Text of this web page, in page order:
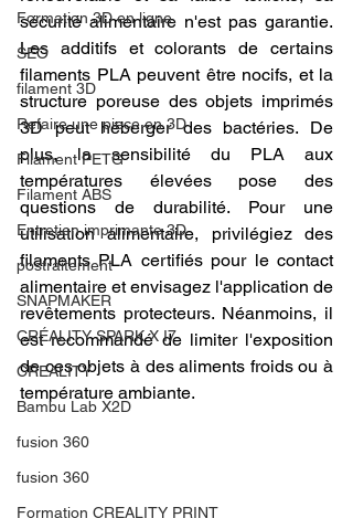
Formation 3D en ligne.
SEO
filament 3D
Refaire une piece en 3D
Filament PETG
Filament ABS
Entretien imprimante 3D
postraitement
SNAPMAKER
CRÉALITY SPARK X I7
CREALITY
Bambu Lab X2D
fusion 360
fusion 360
Formation CREALITY PRINT
sécurité alimentaire n'est pas garantie.
Les additifs et colorants de certains
filaments PLA peuvent être nocifs, et la
structure poreuse des objets imprimés
3D peut héberger des bactéries. De
plus, la sensibilité du PLA aux
températures élevées pose des
questions de durabilité. Pour une
utilisation alimentaire, privilégiez des
filaments PLA certifiés pour le contact
alimentaire et envisagez l'application de
revêtements protecteurs. Néanmoins, il
est recommandé de limiter l'exposition
de ces objets à des aliments froids ou à
température ambiante.